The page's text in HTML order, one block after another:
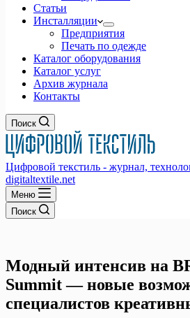
Статьи
Инсталляции
Предприятия
Печать по одежде
Каталог оборудования
Каталог услуг
Архив журнала
Контакты
Поиск
Цифровой текстиль - журнал,
digitaltextile.net
Меню
Поиск
Модный интенсив на
Summit — новые
специалистов